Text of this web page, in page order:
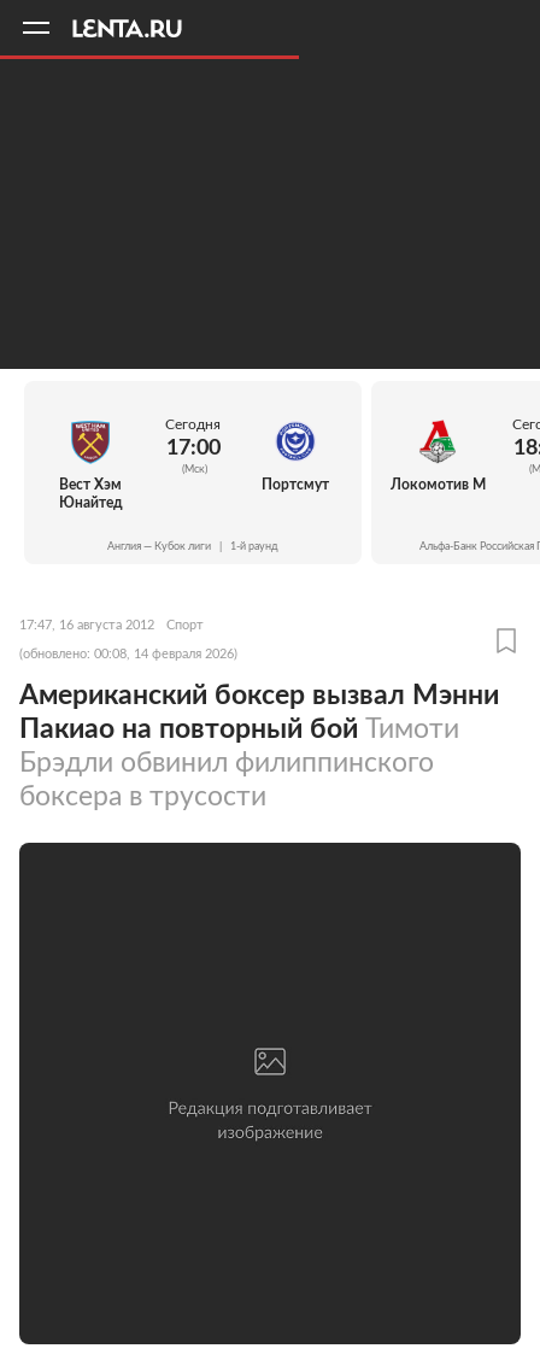
Вест Хэм
Юнайтед
Сегодня
17:00
(Мск)
Портсмут
Англия — Кубок лиги 1-й раунд
Локомотив М
Альфа-Банк Российская
17:47, 16 августа 2012 Спорт
(обновлено: 00:08, 14 февраля 2026)
Американский боксер вызвал Мэнни
Пакиао на повторный бой Тимоти
Брэдли обвинил филиппинского
боксера в трусости